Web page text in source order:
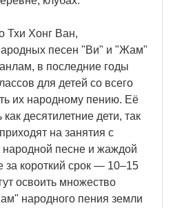
Тхи Хонг Ван,
песен "Ви" и "Жам"
в последние годы
для детей со всего
их народному пению. Её
десятилетние дети, так
на занятия с
песне и жаждой
за короткий срок — 10–15
освоить множество
народного пения земли